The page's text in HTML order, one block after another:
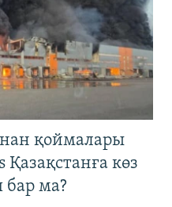
қоймалары
көз
бар ма?